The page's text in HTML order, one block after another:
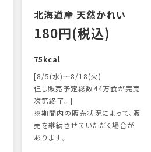
北海道産 天然かれい
180円(税込)
75kcal
[8/5(水)～8/18(火)
但し販売予定総数44万食が完売
次第終了。]
※期間内の販売状況によって、販
売を継続させていただく場合が
あります。